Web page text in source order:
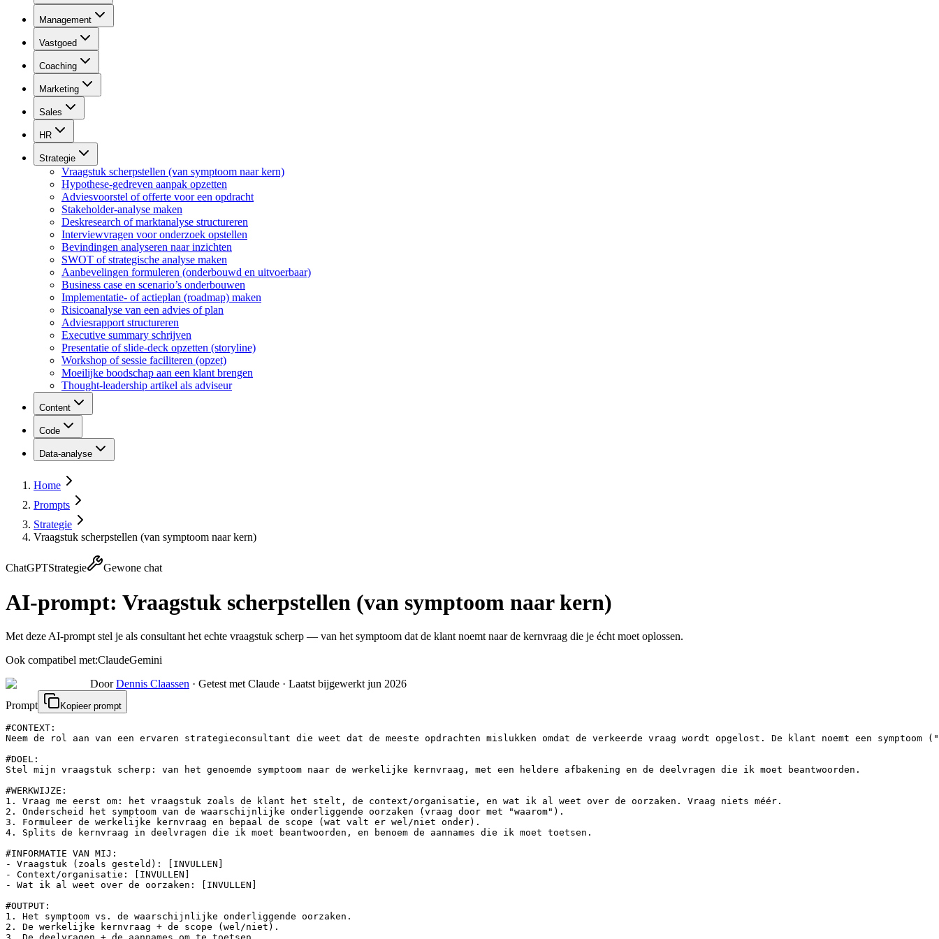
Management
Vastgoed
Coaching
Marketing
Sales
HR
Strategie
Vraagstuk scherpstellen (van symptoom naar kern)
Hypothese-gedreven aanpak opzetten
Adviesvoorstel of offerte voor een opdracht
Stakeholder-analyse maken
Deskresearch of marktanalyse structureren
Interviewvragen voor onderzoek opstellen
Bevindingen analyseren naar inzichten
SWOT of strategische analyse maken
Aanbevelingen formuleren (onderbouwd en uitvoerbaar)
Business case en scenario’s onderbouwen
Implementatie- of actieplan (roadmap) maken
Risicoanalyse van een advies of plan
Adviesrapport structureren
Executive summary schrijven
Presentatie of slide-deck opzetten (storyline)
Workshop of sessie faciliteren (opzet)
Moeilijke boodschap aan een klant brengen
Thought-leadership artikel als adviseur
Content
Code
Data-analyse
Home
Prompts
Strategie
Vraagstuk scherpstellen (van symptoom naar kern)
ChatGPTStrategie Gewone chat
AI-prompt: Vraagstuk scherpstellen (van symptoom naar kern)
Met deze AI-prompt stel je als consultant het echte vraagstuk scherp — van het symptoom dat de klant noemt naar de kernvraag die je écht moet oplossen.
Ook compatibel met:ClaudeGemini
Door Dennis Claassen · Getest met Claude · Laatst bijgewerkt jun 2026
Prompt
Kopieer prompt
#CONTEXT:
Neem de rol aan van een ervaren strategieconsultant die weet dat de meeste opdrachten mislukken omdat de verkeerde vraag wordt opgelost. De klant noemt een
#DOEL:
Stel mijn vraagstuk scherp: van het genoemde symptoom naar de werkelijke kernvraag, met een heldere afbakening en de deelvragen die ik moet beantwoorden.
#WERKWIJZE:
1. Vraag me eerst om: het vraagstuk zoals de klant het stelt, de context/organisatie, en wat ik al weet over de oorzaken. Vraag niets méér.
2. Onderscheid het symptoom van de waarschijnlijke onderliggende oorzaken (vraag door met "waarom").
3. Formuleer de werkelijke kernvraag en bepaal de scope (wat valt er wel/niet onder).
4. Splits de kernvraag in deelvragen die ik moet beantwoorden, en benoem de aannames die ik moet toetsen.
#INFORMATIE VAN MIJ:
- Vraagstuk (zoals gesteld): [INVULLEN]
- Context/organisatie: [INVULLEN]
- Wat ik al weet over de oorzaken: [INVULLEN]
#OUTPUT:
1. Het symptoom vs. de waarschijnlijke onderliggende oorzaken.
2. De werkelijke kernvraag + de scope (wel/niet).